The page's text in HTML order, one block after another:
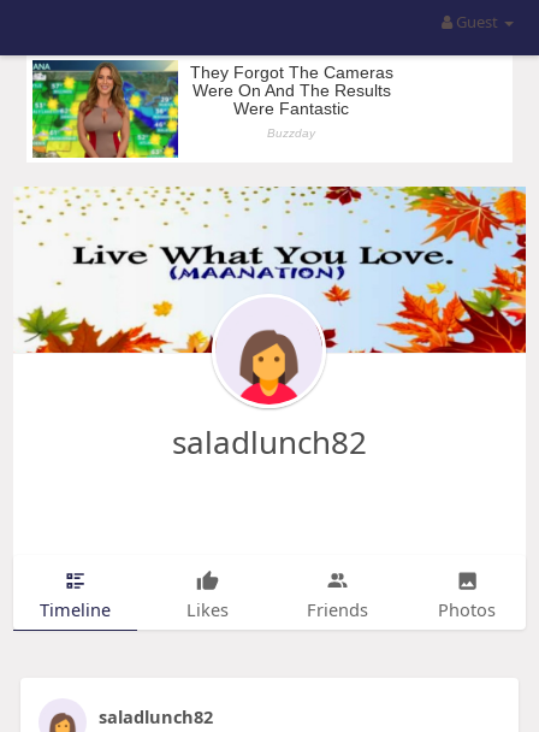
Guest
saladlunch82
Timeline Likes Friends Photos
saladlunch82